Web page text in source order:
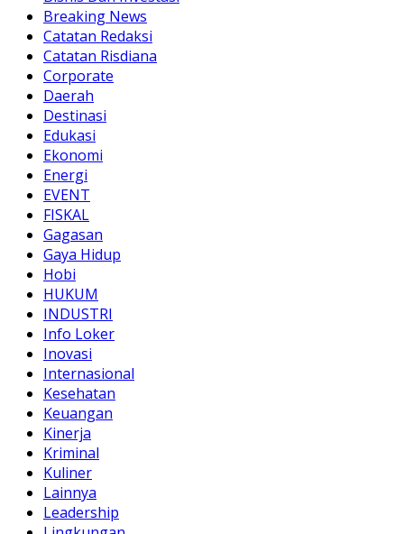
Breaking News
Catatan Redaksi
Catatan Risdiana
Corporate
Daerah
Destinasi
Edukasi
Ekonomi
Energi
EVENT
FISKAL
Gagasan
Gaya Hidup
Hobi
HUKUM
INDUSTRI
Info Loker
Inovasi
Internasional
Kesehatan
Keuangan
Kinerja
Kriminal
Kuliner
Lainnya
Leadership